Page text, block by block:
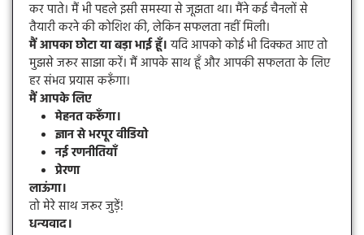
कर पाते। मैं भी पहले इसी समस्या से जूझता था। मैंने कई चैनलों से
तैयारी करने की कोशिश की, लेकिन सफलता नहीं मिली।
मैं आपका छोटा या बड़ा भाई हूँ।यदि आपको कोई भी दिक्कत आए तो
मुझसे जरूर साझा करें। मैं आपके साथ हूँ और आपकी सफलता के लिए
हर संभव प्रयास करूँगा।
मैं आपके लिए
मेहनत करूँगा।
ज्ञान से भरपूर वीडियो
नई रणनीतियाँ
प्रेरणा
लाऊंगा।
तो मेरे साथ जरूर जुड़ें!
धन्यवाद।